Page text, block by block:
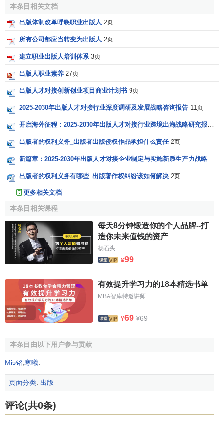
书。由于过去评奖偏重于大部头的图书，所以评奖图书投入
一般较大，少则十几万多则几十万，甚至二三百万的都不稀
奇。这些出版人得奖后，工资可以提高，职称可以顺利评
上，真是春风得意。但是这些人往往为同事诟病，他们往往
也是制造大量库存的人。
四、学术绅士型出版人
这些人专以出版学术著作为己任，认为出版大众化图书
有损自己的学术品位。他们决不乱出书，出版的图书大多能
挣到多少钱，但对国家和民族文化建设贡献良多。他们往往
比较敬业，对专业了解很多，自己往往也是这方面的研究人
员，甚至是专家。他们有很高的文化追求，有自己明确的文
化和图书定位。但是出版社只靠这些人是很难生存下去的。
这些人一方面在出版社做编辑，另一方面对涉及的出版
界的理论问题有浓厚的研究兴趣，能经常在报刊上见到他们
的文章。他们往往超脱了本单位和地域观念的束缚，看问题
往往从全国的角度考虑。关注点较高，研究的问题也不局限
在一社一地，而是着眼全国的出版问题。这些人未必能策划
的出版专业的研究人员和部分出版社内的研究人员，都应该
属于此类出版人。
六、制造库存型出版人
出书，只要自己感兴趣的书就出版，根本不管书能否卖得出
们往往喜欢大书套书，成规模，摆起来气派、好看。选题大
得让人害怕，这些人可谓有气魄，但造成海量
界贻害无穷。据调查，某家出版社的一名编辑名下库存图书
码洋高达几千万。
本条目相关文档
出版体制改革呼唤职业出版人 2页
所有公司都应当转变为出版人 2页
建立职业出版人培训体系 3页
出版人职业素养 27页
出版人才对接创新创业项目商业计划书 9页
2025-2030年出版人才对接行业深度调研及发展战略咨询报告 11页
开启海外征程：2025-2030年出版人才对接行业跨境出海战略研究报告
出版者的权利义务_出版者出版侵权作品承担什么责任 2页
新篇章：2025-2030年出版人才对接企业制定与实施新质生产力战略研究报告
出版者的权利义务有哪些_出版著作权纠纷该如何解决 2页
更多相关文档
本条目相关课程
每天8分钟锻造你的个人品牌--打
造你未来值钱的资产
杨石头
¥99
有效提升学习力的18本精选书单
MBA智库特邀讲师
¥69 ¥69
本条目由以下用户参与贡献
Mis铭 寒曦
页面分类: 出版
评论(共0条)